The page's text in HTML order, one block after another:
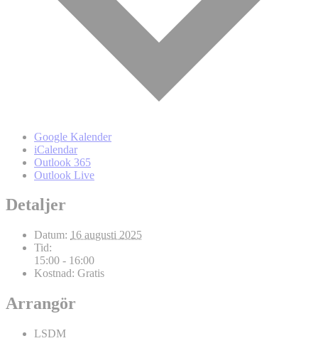
Google Kalender
iCalendar
Outlook 365
Outlook Live
Detaljer
Datum: 16 augusti 2025
Tid:
15:00 - 16:00
Kostnad: Gratis
Arrangör
LSDM